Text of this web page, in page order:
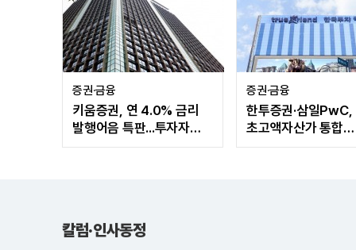
증권·금융
키움증권, 연 4.0% 금리
발행어음 특판...투자자
관심도 증가
증권·금융
한투증권·삼일PwC,
초고액자산가 통합
자산관리 MOU...소
칼럼·인사동정